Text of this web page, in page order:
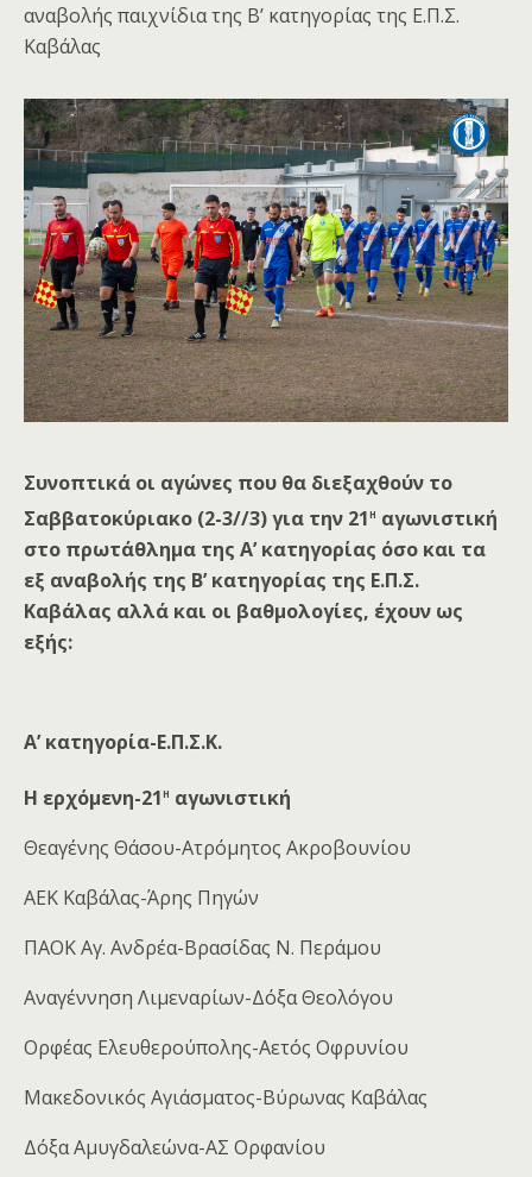
αναβολής παιχνίδια της Β’ κατηγορίας της Ε.Π.Σ.
Καβάλας
Συνοπτικά οι αγώνες που θα διεξαχθούν το
Σαββατοκύριακο (2-3//3) για την 21η αγωνιστική
στο πρωτάθλημα της Α’ κατηγορίας όσο και τα
εξ αναβολής της Β’ κατηγορίας της Ε.Π.Σ.
Καβάλας αλλά και οι βαθμολογίες, έχουν ως
εξής:
Α’ κατηγορία-Ε.Π.Σ.Κ.
Η ερχόμενη-21η αγωνιστική
Θεαγένης Θάσου-Ατρόμητος Ακροβουνίου
ΑΕΚ Καβάλας-Άρης Πηγών
ΠΑΟΚ Αγ. Ανδρέα-Βρασίδας Ν. Περάμου
Αναγέννηση Λιμεναρίων-Δόξα Θεολόγου
Ορφέας Ελευθερούπολης-Αετός Οφρυνίου
Μακεδονικός Αγιάσματος-Βύρωνας Καβάλας
Δόξα Αμυγδαλεώνα-ΑΣ Ορφανίου